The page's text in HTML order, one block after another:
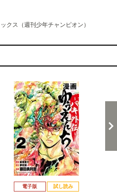
クス（週刊少年チャンピオン）
電子版 試し読み